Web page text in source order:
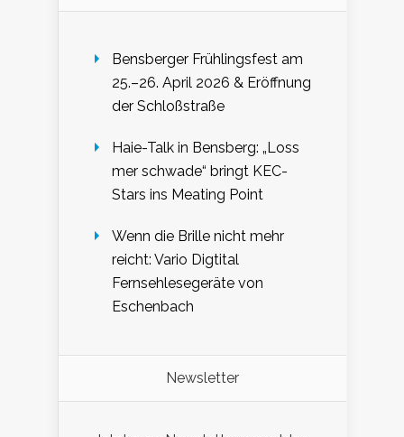
Bensberger Frühlingsfest am
25.–26. April 2026 & Eröffnung
der Schloßstraße
Haie-Talk in Bensberg: „Loss
mer schwade“ bringt KEC-
Stars ins Meating Point
Wenn die Brille nicht mehr
reicht: Vario Digtital
Fernsehlesegeräte von
Eschenbach
Newsletter